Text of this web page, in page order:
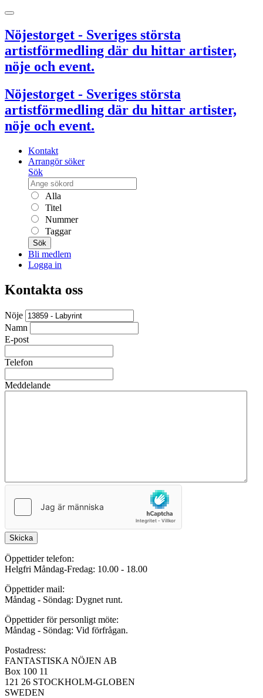
Nöjestorget - Sveriges största
artistförmedling där du hittar artister,
nöje och event.
Nöjestorget - Sveriges största
artistförmedling där du hittar artister,
nöje och event.
Kontakt
Arrangör söker
Sök
Alla
Titel
Nummer
Taggar
Sök
Bli medlem
Logga in
Kontakta oss
Nöje
Namn
E-post
Telefon
Meddelande
Skicka
Öppettider telefon:
Helgfri Måndag-Fredag: 10.00 - 18.00
Öppettider mail:
Måndag - Söndag: Dygnet runt.
Öppettider för personligt möte:
Måndag - Söndag: Vid förfrågan.
Postadress:
FANTASTISKA NÖJEN AB
Box 100 11
121 26 STOCKHOLM-GLOBEN
SWEDEN